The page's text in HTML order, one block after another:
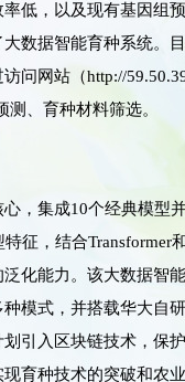
低，以及现有基因组
数据智能育种系统。
问网站（http://
、育种材料筛选。
，集成10个经典模型
征，结合Transformer
化能力。该大数据智
模式，并搭载华大自
引入区块链技术，保
育种技术的突破和农业